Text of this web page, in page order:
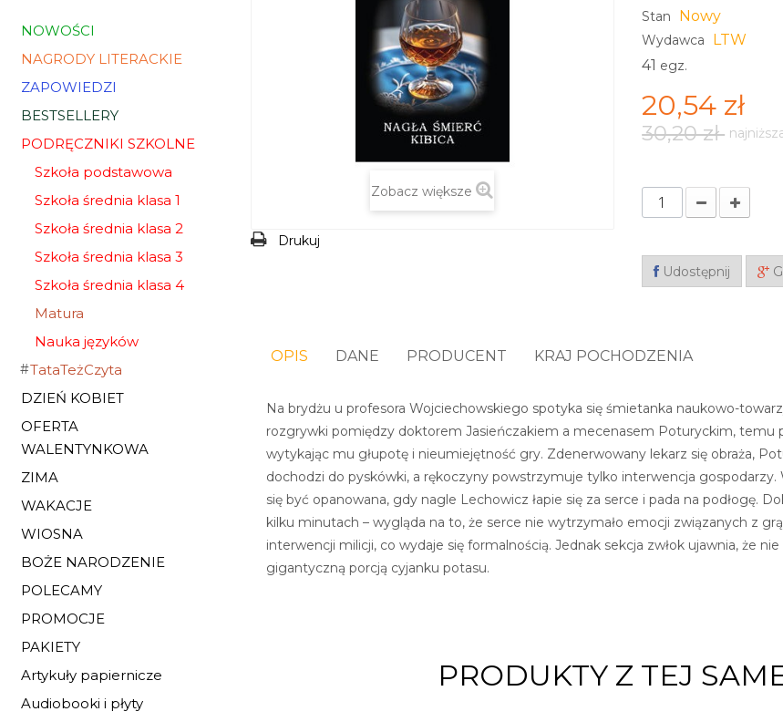
NOWOŚCI
NAGRODY LITERACKIE
ZAPOWIEDZI
BESTSELLERY
PODRĘCZNIKI SZKOLNE
Szkoła podstawowa
Szkoła średnia klasa 1
Szkoła średnia klasa 2
Szkoła średnia klasa 3
Szkoła średnia klasa 4
Matura
Nauka języków
TataTeżCzyta
DZIEŃ KOBIET
OFERTA
WALENTYNKOWA
ZIMA
WAKACJE
WIOSNA
BOŻE NARODZENIE
POLECAMY
PROMOCJE
PAKIETY
Artykuły papiernicze
Audiobooki i płyty
Zobacz większe
Drukuj
Stan Nowy
Wydawca
LTW
41 egz.
20,54 zł
30,20 zł
Udostępnij
OPIS DANE PRODUCENT KRAJ POCHODZENIA
Na brydżu u profesora Wojciechowskiego spotyka się śmietanka naukowo-
rozgrywki pomiędzy doktorem Jasieńczakiem a mecenasem Poturyckim, temu
wytykając mu głupotę i nieumiejętność gry. Zdenerwowany lekarz się obraża,
dochodzi do pyskówki, a rękoczyny powstrzymuje tylko interwencja
się być opanowana, gdy nagle Lechowicz łapie się za serce i pada na podłogę.
kilku minutach – wygląda na to, że serce nie wytrzymało emocji związanych z
interwencji milicji, co wydaje się formalnością. Jednak sekcja zwłok ujawnia, że
gigantyczną porcją cyjanku potasu.
PRODUKTY Z TEJ